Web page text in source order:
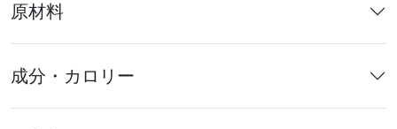
原材料
成分・カロリー